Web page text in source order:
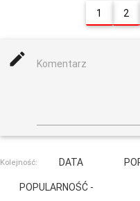
1
2
mode_edit Komentarz
Kolejność: DATA
POPULARNOŚĆ -